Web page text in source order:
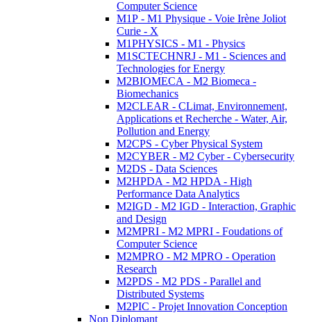
Computer Science
M1P - M1 Physique - Voie Irène Joliot
Curie - X
M1PHYSICS - M1 - Physics
M1SCTECHNRJ - M1 - Sciences and
Technologies for Energy
M2BIOMECA - M2 Biomeca -
Biomechanics
M2CLEAR - CLimat, Environnement,
Applications et Recherche - Water, Air,
Pollution and Energy
M2CPS - Cyber Physical System
M2CYBER - M2 Cyber - Cybersecurity
M2DS - Data Sciences
M2HPDA - M2 HPDA - High
Performance Data Analytics
M2IGD - M2 IGD - Interaction, Graphic
and Design
M2MPRI - M2 MPRI - Foudations of
Computer Science
M2MPRO - M2 MPRO - Operation
Research
M2PDS - M2 PDS - Parallel and
Distributed Systems
M2PIC - Projet Innovation Conception
Non Diplomant